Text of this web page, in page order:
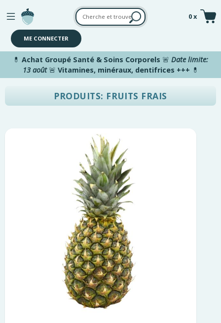
Aller au contenu principal
0 x
ME CONNECTER
💊 Achat Groupé Santé & Soins Corporels 🚨 Date limite:
13 août🚨 Vitamines, minéraux, dentifrices +++ 💊
PRODUITS: FRUITS FRAIS